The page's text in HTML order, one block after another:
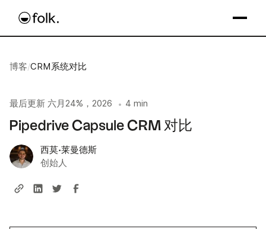
博客/CRM系统对比
最后更新 六月24%，2026 • 4 min
Pipedrive Capsule CRM 对比
西莫·莱曼德斯
创始人